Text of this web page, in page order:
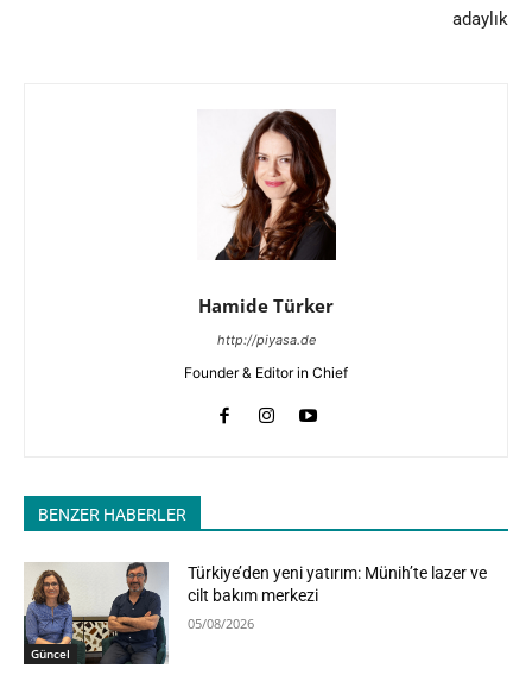
adaylık
Hamide Türker
http://piyasa.de
Founder & Editor in Chief
BENZER HABERLER
Güncel
Türkiye’den yeni yatırım: Münih’te lazer ve
cilt bakım merkezi
05/08/2026